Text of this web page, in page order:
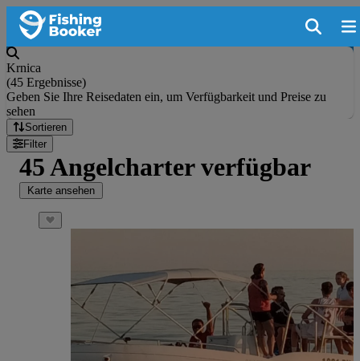
Krnica
(45 Ergebnisse)
Geben Sie Ihre Reisedaten ein, um Verfügbarkeit und Preise zu
sehen
Sortieren
Filter
45 Angelcharter verfügbar
Karte ansehen